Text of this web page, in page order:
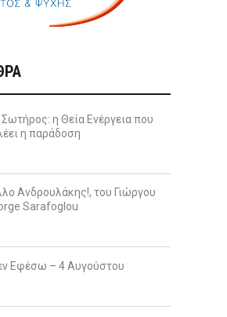
η Θεία Ενέργεια που
η παράδοση
Ανδρουλάκης!, του Γιώργου
Sarafoglou
Εφέσω – 4 Αυγούστου